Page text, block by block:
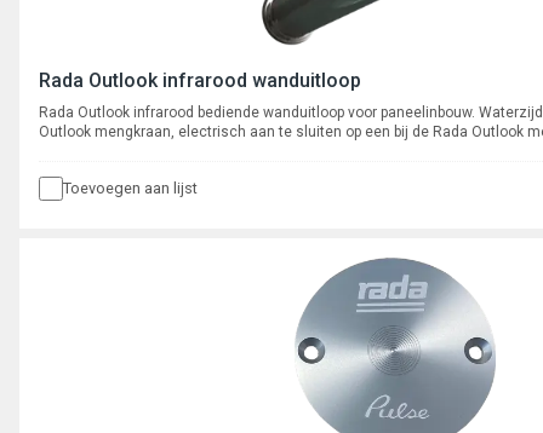
Rada Outlook infrarood wanduitloop
Rada Outlook infrarood bediende wanduitloop voor paneelinbouw.
Outlook mengkraan, electrisch aan te sluiten op een bij de Rada Outlook
Toevoegen aan lijst